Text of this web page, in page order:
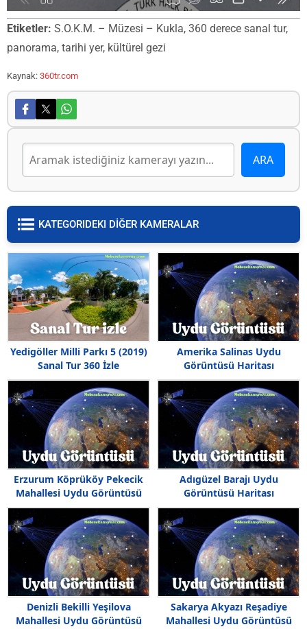
Etiketler: S.O.K.M. – Müzesi – Kukla, 360 derece sanal tur,
panorama, tarihi yer, kültürel gezi
Kaynak: 360tr.com
KATEGORIDEKI DİĞER KAMERALAR
Yedigöller Milli Parkı 5 (2019)
Sanal Tur 360 İzle
Amerika Salinas Uydu
Görüntüsü Haritası
Erzurum Köprüköy Pekecik
Mahallesi Uydu Görüntüsü
Haritası
Adıgüzel Barajı Uydu
Görüntüsü Haritası
Denizli Bekilli Yeşilova
Mahallesi Uydu Görüntüsü
Sakarya Akyazı Reşadiye
Mahallesi Uydu Görüntüsü